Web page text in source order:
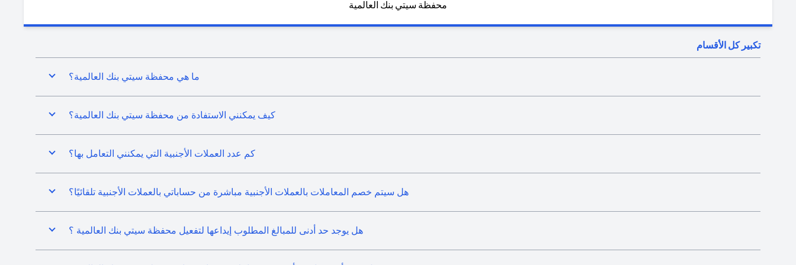
محفظة سيتي بنك العالمية
تكبير كل الأقسام
ما هي محفظة سيتي بنك العالمية؟
كيف يمكنني الاستفادة من محفظة سيتي بنك العالمية؟
كم عدد العملات الأجنبية التي يمكنني التعامل بها؟
هل سيتم خصم المعاملات بالعملات الأجنبية مباشرة من حساباتي بالعملات الأجنبية تلقائيًا؟
هل يوجد حد أدنى للمبالغ المطلوب إيداعها لتفعيل محفظة سيتي بنك العالمية ؟